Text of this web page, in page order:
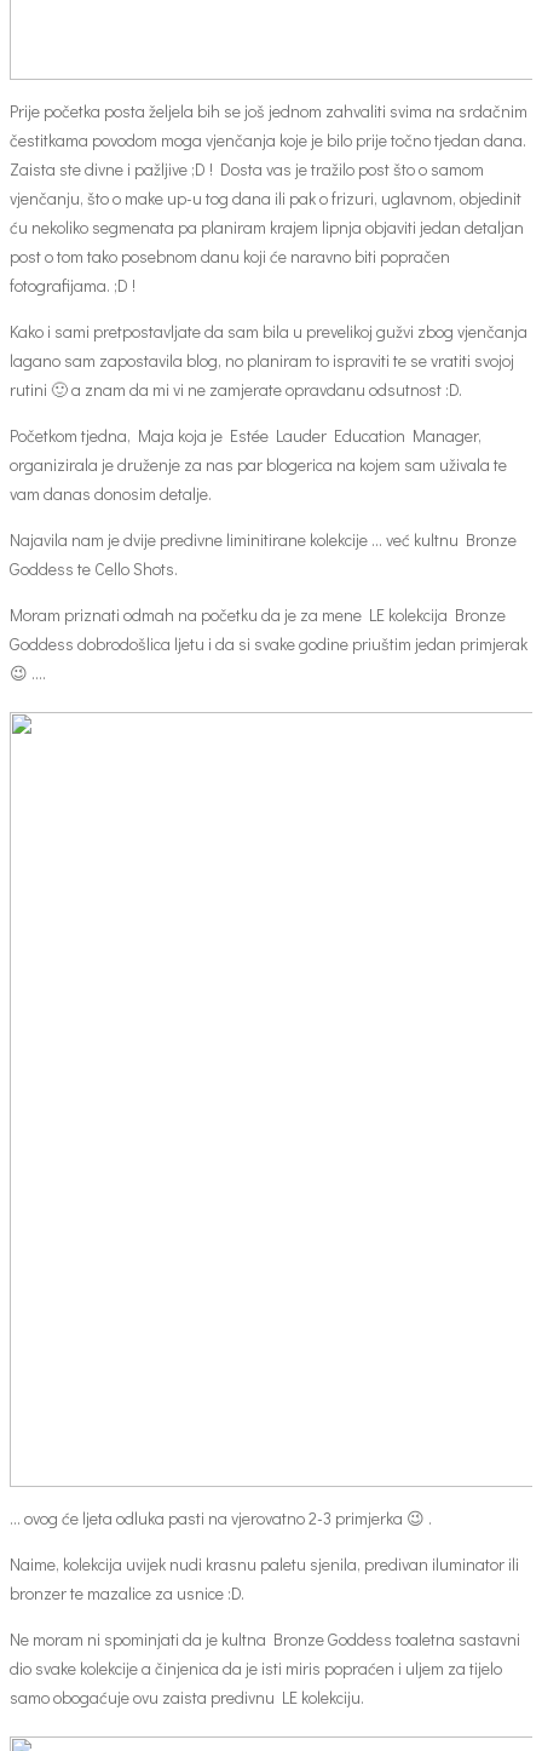
Prije početka posta željela bih se još jednom zahvaliti svima na srdačnim
čestitkama povodom moga vjenčanja koje je bilo prije točno tjedan dana.
Zaista ste divne i pažljive ;D ! Dosta vas je tražilo post što o samom
vjenčanju, što o make up-u tog dana ili pak o frizuri, uglavnom, objedinit
ću nekoliko segmenata pa planiram krajem lipnja objaviti jedan detaljan
post o tom tako posebnom danu koji će naravno biti popračen
fotografijama. ;D !
Kako i sami pretpostavljate da sam bila u prevelikoj gužvi zbog vjenčanja
lagano sam zapostavila blog, no planiram to ispraviti te se vratiti svojoj
rutini 🙂 a znam da mi vi ne zamjerate opravdanu odsutnost :D.
Početkom tjedna, Maja koja je Estée Lauder Education Manager,
organizirala je druženje za nas par blogerica na kojem sam uživala te
vam danas donosim detalje.
Najavila nam je dvije predivne liminitirane kolekcije … već kultnu Bronze
Goddess te Cello Shots.
Moram priznati odmah na početku da je za mene LE kolekcija Bronze
Goddess dobrodošlica ljetu i da si svake godine priuštim jedan primjerak
😉 ….
… ovog će ljeta odluka pasti na vjerovatno 2-3 primjerka 😉 .
Naime, kolekcija uvijek nudi krasnu paletu sjenila, predivan iluminator ili
bronzer te mazalice za usnice :D.
Ne moram ni spominjati da je kultna Bronze Goddess toaletna sastavni
dio svake kolekcije a činjenica da je isti miris popraćen i uljem za tijelo
samo obogaćuje ovu zaista predivnu LE kolekciju.